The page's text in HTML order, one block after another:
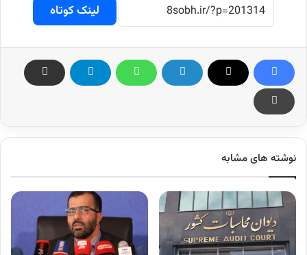
لینک کوتاه
نوشته های مشابه